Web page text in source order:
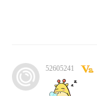
52605241